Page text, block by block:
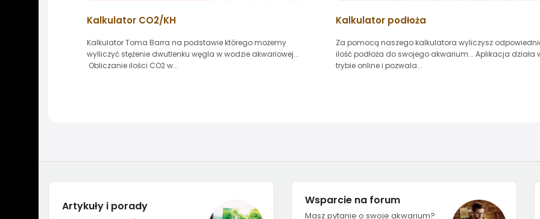
Kalkulator CO2/KH
Kalkulator Toma Barra na podstawie którego możemy
wylliczyć stężenie dwutlenku węgla w wodzie akwariowej...
Obliczanie ilości CO2 w...
Kalkulator podłoża
Za pomocą naszego kalkulatora wyliczysz
ilość podłoża do swojego akwarium... Aplikacja działa
trybie online i pozwala...
Artykuły i porady Wsparcie na forum
Masz pytanie o swoje akwarium?